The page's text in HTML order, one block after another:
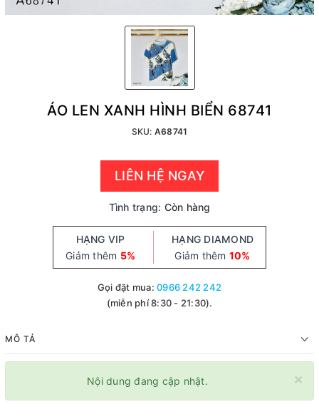
ÁO LEN XANH HÌNH BIỂN 68741
SKU: A68741
LIÊN HỆ NGAY
Tình trạng: Còn hàng
HẠNG VIP
Giảm thêm 5%
HẠNG DIAMOND
Giảm thêm 10%
Gọi đặt mua:0966 242 242
(miễn phí 8:30 - 21:30).
MÔ TẢ
×
Nội dung đang cập nhật.